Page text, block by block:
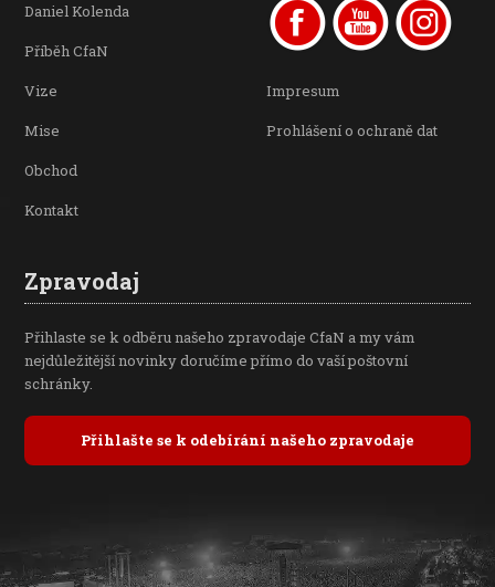
Daniel Kolenda
Příběh CfaN
Vize
Mise
Obchod
Kontakt
Impresum
Prohlášení o ochraně dat
Zpravodaj
Přihlaste se k odběru našeho zpravodaje CfaN a my vám
nejdůležitější novinky doručíme přímo do vaší poštovní
schránky.
Přihlašte se k odebírání našeho zpravodaje